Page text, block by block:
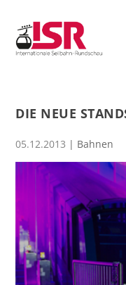
DIE NEUE
05.12.2013 | Bahnen